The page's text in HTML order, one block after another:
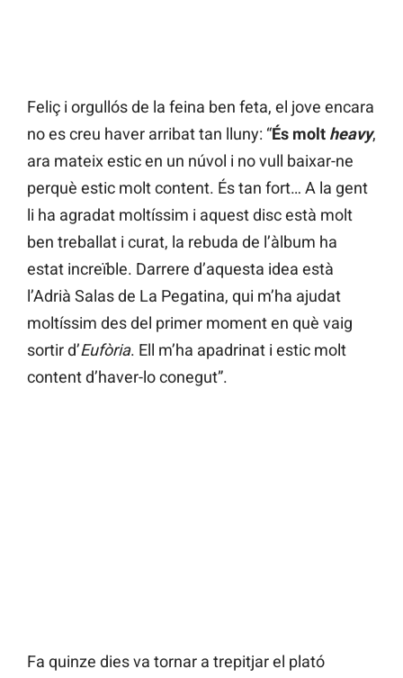
Feliç i orgullós de la feina ben feta, el jove encara
no es creu haver arribat tan lluny: “És molt heavy,
ara mateix estic en un núvol i no vull baixar-ne
perquè estic molt content. És tan fort… A la gent
li ha agradat moltíssim i aquest disc està molt
ben treballat i curat, la rebuda de l’àlbum ha
estat increïble. Darrere d’aquesta idea està
l’Adrià Salas de La Pegatina, qui m’ha ajudat
moltíssim des del primer moment en què vaig
sortir d’Eufòria. Ell m’ha apadrinat i estic molt
content d’haver-lo conegut”.
Fa quinze dies va tornar a trepitjar el plató